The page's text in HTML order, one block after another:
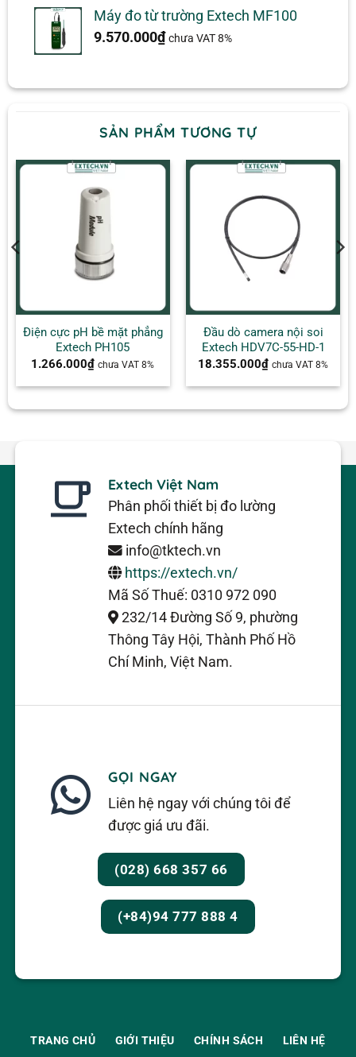
đánh giá
Máy đo từ trường Extech MF100
9.570.000₫ chưa VAT 8%
SẢN PHẨM TƯƠNG TỰ
Điện cực pH bề mặt phẳng
Extech PH105
1.266.000₫ chưa VAT 8%
Đầu dò camera nội soi
Extech HDV7C-55-HD-1
18.355.000₫ chưa VAT 8%
Extech Việt Nam
Phân phối thiết bị đo lường
Extech chính hãng
info@tktech.vn
https://extech.vn/
Mã Số Thuế: 0310 972 090
232/14 Đường Số 9, phường
Thông Tây Hội, Thành Phố Hồ
Chí Minh, Việt Nam.
GỌI NGAY
Liên hệ ngay với chúng tôi để
được giá ưu đãi.
(028) 668 357 66
(+84)94 777 888 4
TRANG CHỦ GIỚI THIỆU CHÍNH SÁCH LIÊN HỆ